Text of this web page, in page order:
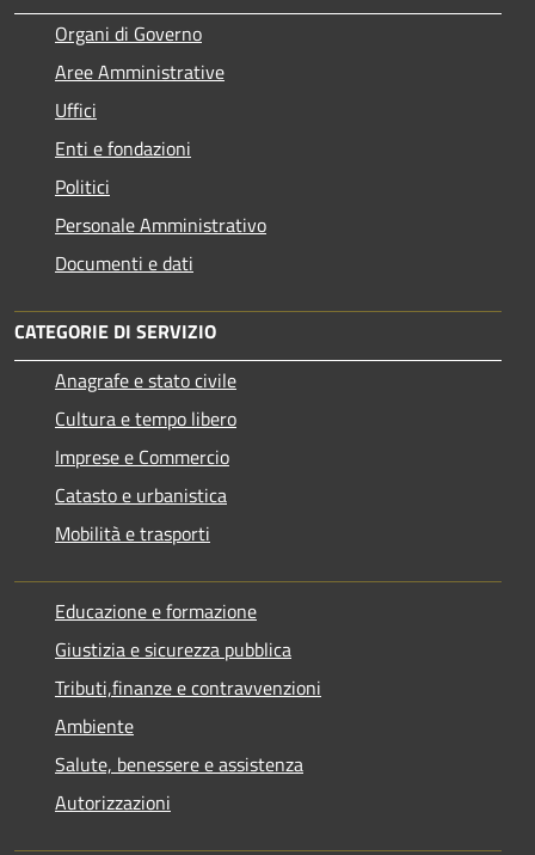
Organi di Governo
Aree Amministrative
Uffici
Enti e fondazioni
Politici
Personale Amministrativo
Documenti e dati
CATEGORIE DI SERVIZIO
Anagrafe e stato civile
Cultura e tempo libero
Imprese e Commercio
Catasto e urbanistica
Mobilità e trasporti
Educazione e formazione
Giustizia e sicurezza pubblica
Tributi,finanze e contravvenzioni
Ambiente
Salute, benessere e assistenza
Autorizzazioni